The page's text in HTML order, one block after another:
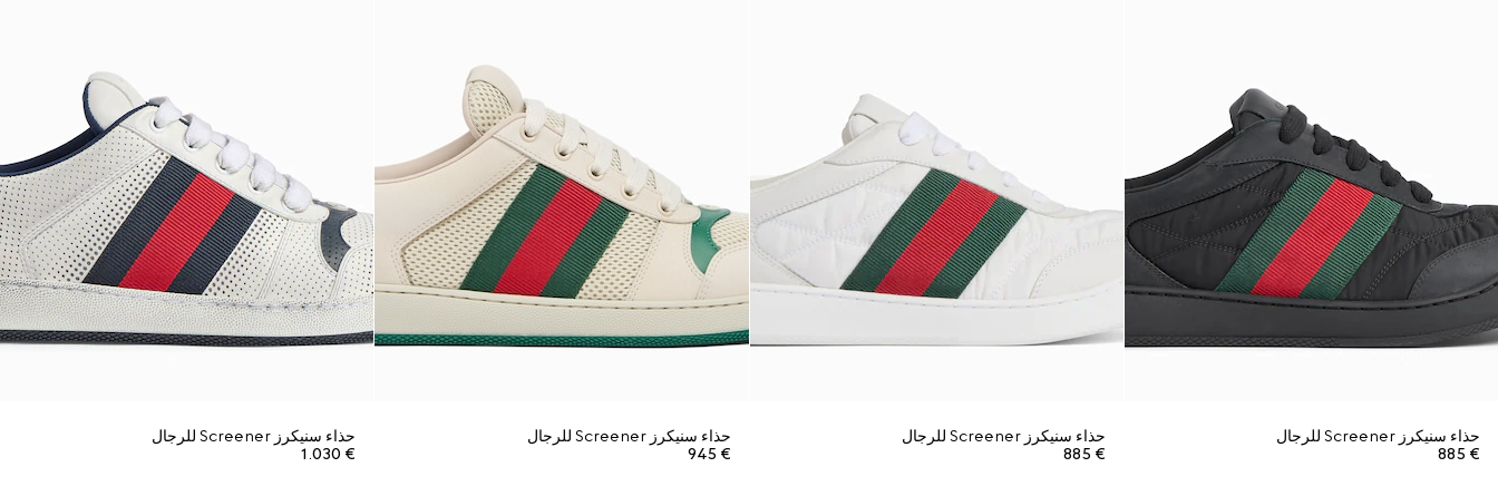
حذاء سنيكرز Screener للرجال
€ 885
حذاء سنيكرز Screener للرجال
€ 885
حذاء سنيكرز Screener للرجال
€ 945
حذاء سنيكرز Screener للرجال
€ 1.030